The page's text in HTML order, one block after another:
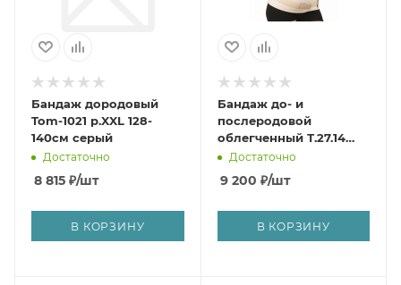
Бандаж дородовый
Tom-1021 р.XXL 128-
140см серый
Достаточно
8 815 ₽/шт
В КОРЗИНУ
Бандаж до- и
послеродовой
облегченный Т.27.14
р.XL (Т-1114)
Достаточно
9 200 ₽/шт
В КОРЗИНУ